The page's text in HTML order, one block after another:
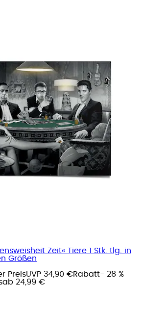
Zeit« Tiere 1 Stk. tlg. in
Größen
PreisUVP 34,90 €Rabatt- 28 %
ab 24,99 €